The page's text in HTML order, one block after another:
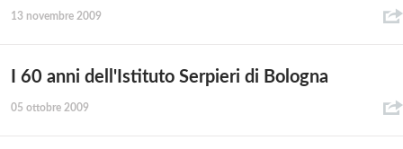
13 novembre 2009
I 60 anni dell'Istituto Serpieri di Bologna
05 ottobre 2009